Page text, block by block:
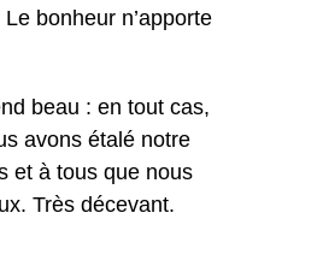
bonheur n’apporte
beau : en tout cas,
avons étalé notre
et à tous que nous
Très décevant.